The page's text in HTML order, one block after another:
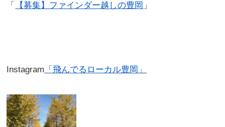
「 【募集】ファインダー越しの豊岡 」
Instagram 「飛んでるローカル豊岡」